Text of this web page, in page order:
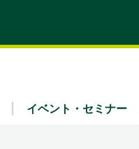
イベント・セミナー